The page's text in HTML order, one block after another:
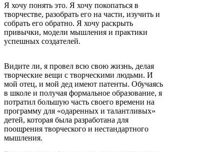
Я хочу понять это. Я хочу покопаться в
творчестве, разобрать его на части, изучить и
собрать его обратно. Я хочу раскрыть
привычки, модели мышления и практики
успешных создателей.
Видите ли, я провел всю свою жизнь, делая
творческие вещи с творческими людьми. И
мой отец, и мой дед имеют патенты. Обучаясь
в школе и получая формальное образование, я
потратил большую часть своего времени на
программу для «одаренных и талантливых»
детей, которая была разработана для
поощрения творческого и нестандартного
мышления.